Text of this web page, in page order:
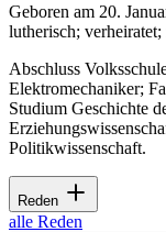
Geboren am 20.
lutherisch;
Abschluss
Elektromechaniker;
Studium Geschichte
Politikwissenschaft.
Reden
alle Reden